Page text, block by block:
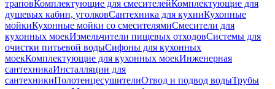
траповКомплектующие для смесителейКомплектующие для
душевых кабин, уголковСантехника для кухниКухонные
мойкиКухонные мойки со смесителямиСмесители для
кухонных моекИзмельчители пищевых отходовСистемы для
очистки питьевой водыСифоны для кухонных
моекКомплектующие для кухонных моекИнженерная
сантехникаИнсталляции для
сантехникиПолотенцесушителиОтвод и подвод водыТрубы